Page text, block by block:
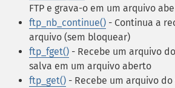
FTP e grava-o em um arquivo
ftp_nb_continue() - Continua a
arquivo (sem bloquear)
ftp_fget() - Recebe um arquivo
salva em um arquivo aberto
ftp_get() - Recebe um arquivo do